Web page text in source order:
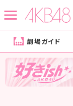
劇場ガイド